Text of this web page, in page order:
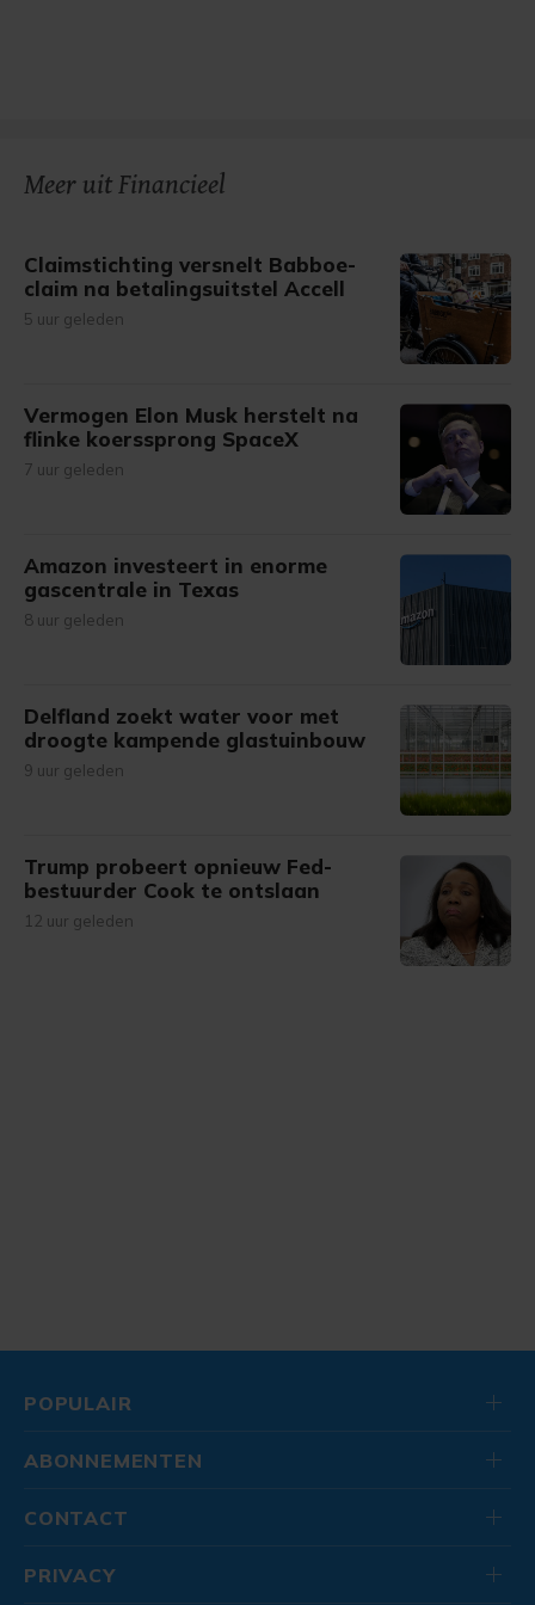
Meer uit Financieel
Claimstichting versnelt Babboe-
claim na betalingsuitstel Accell
5 uur geleden
Vermogen Elon Musk herstelt na
flinke koerssprong SpaceX
7 uur geleden
Amazon investeert in enorme
gascentrale in Texas
8 uur geleden
Delfland zoekt water voor met
droogte kampende glastuinbouw
9 uur geleden
Trump probeert opnieuw Fed-
bestuurder Cook te ontslaan
12 uur geleden
POPULAIR
ABONNEMENTEN
CONTACT
PRIVACY